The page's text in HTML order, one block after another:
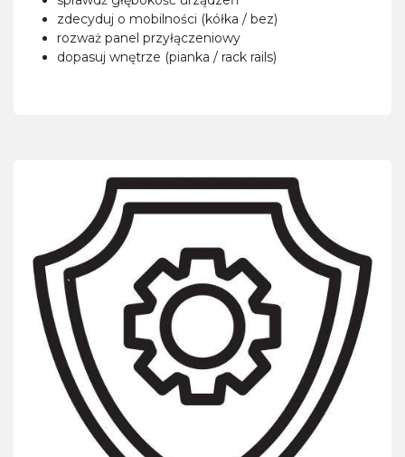
zdecyduj o mobilności (kółka / bez)
rozważ panel przyłączeniowy
dopasuj wnętrze (pianka / rack rails)